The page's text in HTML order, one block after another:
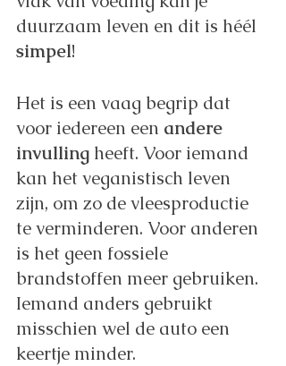
duurzaam leven en dit is héél
simpel!
Het is een vaag begrip dat
voor iedereen een andere
invulling heeft. Voor iemand
kan het veganistisch leven
zijn, om zo de vleesproductie
te verminderen. Voor anderen
is het geen fossiele
brandstoffen meer gebruiken.
Iemand anders gebruikt
misschien wel de auto een
keertje minder.